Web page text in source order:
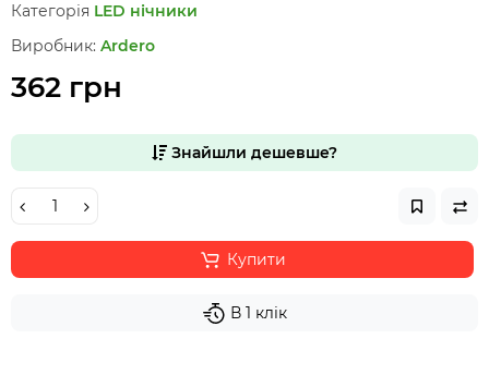
Категорія LED нічники
Виробник: Ardero
362 грн
Знайшли дешевше?
Купити
В 1 клік